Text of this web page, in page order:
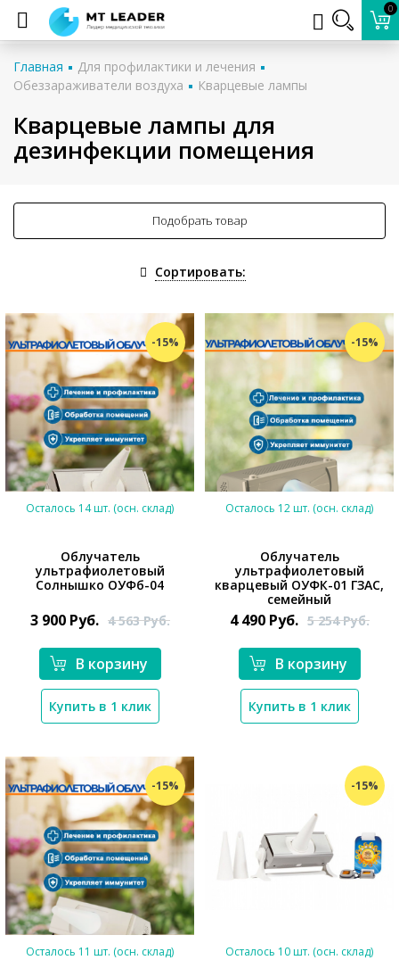
0
Главная
Для профилактики и лечения
Обеззараживатели воздуха
Кварцевые лампы
Кварцевые лампы для
дезинфекции помещения
Подобрать товар
Сортировать:
-15%
Осталось 14 шт. (осн. склад)
Облучатель
ультрафиолетовый
Солнышко ОУФб-04
3 900 Руб. 4 563Руб.
В корзину
Купить в 1 клик
-15%
Осталось 12 шт. (осн. склад)
Облучатель
ультрафиолетовый
кварцевый ОУФК-01 ГЗАС,
семейный
4 490 Руб. 5 254Руб.
В корзину
Купить в 1 клик
-15%
Осталось 11 шт. (осн. склад)
-15%
Осталось 10 шт. (осн. склад)